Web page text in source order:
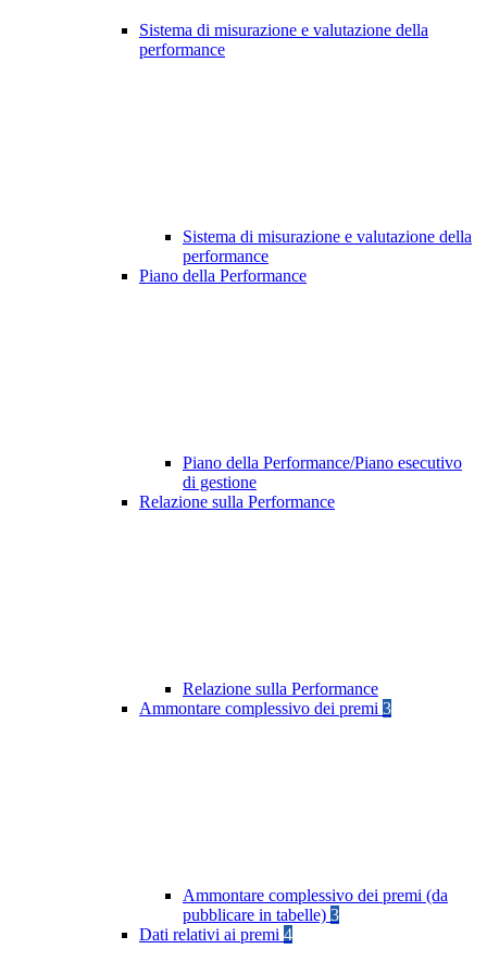
Sistema di misurazione e valutazione della
performance
Sistema di misurazione e valutazione della
performance
Piano della Performance
Piano della Performance/Piano esecutivo
di gestione
Relazione sulla Performance
Relazione sulla Performance
Ammontare complessivo dei premi 3
Ammontare complessivo dei premi (da
pubblicare in tabelle) 3
Dati relativi ai premi 4